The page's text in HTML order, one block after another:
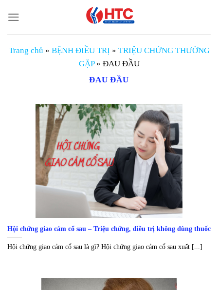
đến
nội
dungTrang chủ » BỆNH ĐIỀU TRỊ » TRIỆU CHỨNG THƯỜNG
GẶP» ĐAU ĐẦU
ĐAU ĐẦU
Hội chứng giao cảm cổ sau – Triệu chứng, điều trị không dùng thuốc
Hội chứng giao cảm cổ sau là gì? Hội chứng giao cảm cổ sau xuất [...]